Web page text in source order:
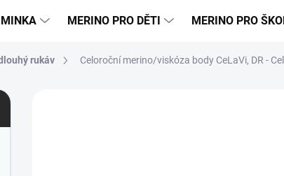
MERINO PRO DĚTI MERINO PRO
rukáv Celoroční merino/viskóza body CeLaVi, DR -